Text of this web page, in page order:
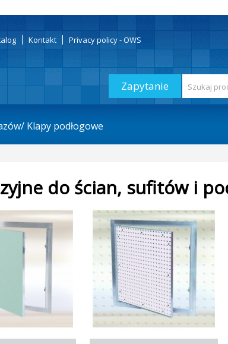
Kontakt Privacy policy - OWS
Klapy podłogowe
Zapytanie
do ścian, sufitów i